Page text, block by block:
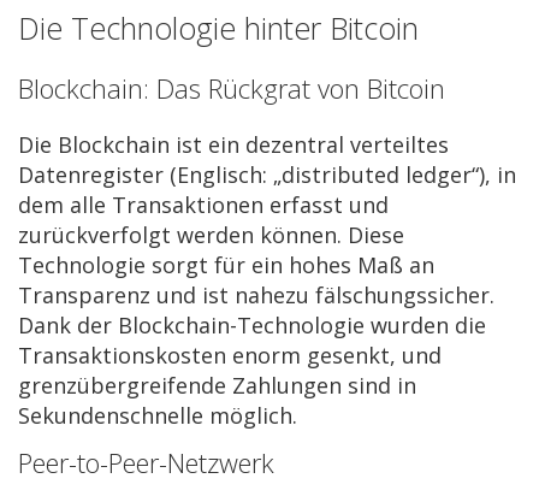
Die Technologie hinter Bitcoin
Blockchain: Das Rückgrat von Bitcoin
Die Blockchain ist ein dezentral verteiltes
Datenregister (Englisch: „distributed ledger“), in
dem alle Transaktionen erfasst und
zurückverfolgt werden können. Diese
Technologie sorgt für ein hohes Maß an
Transparenz und ist nahezu fälschungssicher.
Dank der Blockchain-Technologie wurden die
Transaktionskosten enorm gesenkt, und
grenzübergreifende Zahlungen sind in
Sekundenschnelle möglich.
Peer-to-Peer-Netzwerk